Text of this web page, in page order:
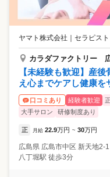
ヤマト株式会社 セラピス
カラダファクトリー
【未経験も歓迎】産
え心までケアし健康を
口コミあり 経験者歓迎
大手サロン
研修制度あり
正 月給 22.9万円 ~ 30万円
広島県 広島市中区 新天地2-
八丁堀駅 徒歩3分